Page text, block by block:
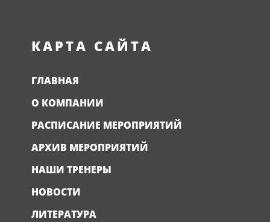
КАРТА САЙТА
ГЛАВНАЯ
О КОМПАНИИ
РАСПИСАНИЕ МЕРОПРИЯТИЙ
АРХИВ МЕРОПРИЯТИЙ
НАШИ ТРЕНЕРЫ
НОВОСТИ
ЛИТЕРАТУРА